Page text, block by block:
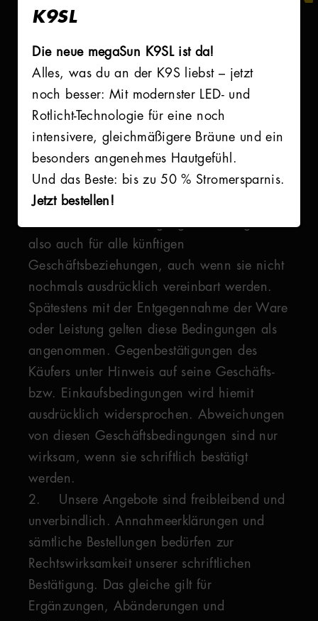
K9SL
Die neue megaSun K9SL ist da!
Alles, was du an der K9S liebst – jetzt
noch besser: Mit modernster LED- und
Rotlicht-Technologie für eine noch
intensivere, gleichmäßigere Bräune und ein
besonders angenehmes Hautgefühl.
Und das Beste: bis zu 50 % Stromersparnis.
Jetzt bestellen!
Allgemeine Verkaufs-, Liefer- und
Zahlungsbedingungen
ALLGEMEINES
1. Unsere Lieferungen, Leistungen und
Angebote erfolgen ausschließlich aufgrund
dieser Geschäftsbedingungen. Diese gelten
also auch für alle künftigen
Geschäftsbeziehungen, auch wenn sie nicht
nochmals ausdrücklich vereinbart werden.
Spätestens mit der Entgegennahme der Ware
oder Leistung gelten diese Bedingungen als
angenommen. Gegenbestätigungen des
Käufers unter Hinweis auf seine Geschäfts-
bzw. Einkaufsbedingungen wird hiemit
ausdrücklich widersprochen. Abweichungen
von diesen Geschäftsbedingungen sind nur
wirksam, wenn sie schriftlich bestätigt
werden.
2. Unsere Angebote sind freibleibend und
unverbindlich. Annahmeerklärungen und
sämtliche Bestellungen bedürfen zur
Rechtswirksamkeit unserer schriftlichen
Bestätigung. Das gleiche gilt für
Ergänzungen, Abänderungen und